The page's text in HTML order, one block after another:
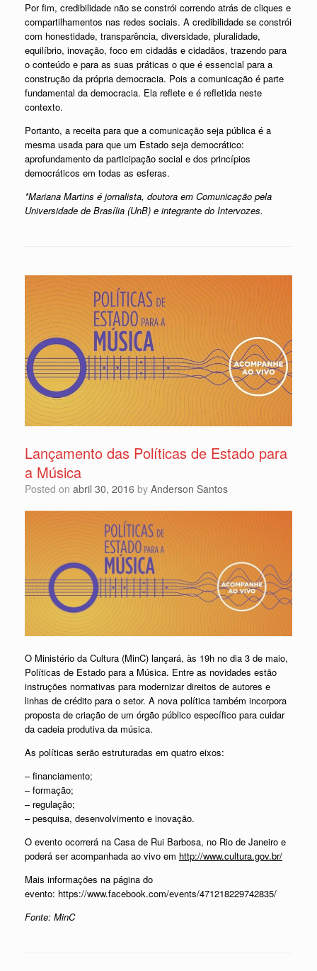
Por fim, credibilidade não se constrói correndo atrás de cliques e
compartilhamentos nas redes sociais. A credibilidade se constrói
com honestidade, transparência, diversidade, pluralidade,
equilíbrio, inovação, foco em cidadãs e cidadãos, trazendo para
o conteúdo e para as suas práticas o que é essencial para a
construção da própria democracia. Pois a comunicação é parte
fundamental da democracia. Ela reflete e é refletida neste
contexto.
Portanto, a receita para que a comunicação seja pública é a
mesma usada para que um Estado seja democrático:
aprofundamento da participação social e dos princípios
democráticos em todas as esferas.
*Mariana Martins é jornalista, doutora em Comunicação pela
Universidade de Brasília (UnB) e integrante do Intervozes.
Lançamento das Políticas de Estado para
a Música
Posted on abril 30, 2016 by Anderson Santos
O Ministério da Cultura (MinC) lançará, às 19h no dia 3 de maio,
Políticas de Estado para a Música. Entre as novidades estão
instruções normativas para modernizar direitos de autores e
linhas de crédito para o setor. A nova política também incorpora
proposta de criação de um órgão público específico para cuidar
da cadeia produtiva da música.
As políticas serão estruturadas em quatro eixos:
– financiamento;
– formação;
– regulação;
– pesquisa, desenvolvimento e inovação.
O evento ocorrerá na Casa de Rui Barbosa, no Rio de Janeiro e
poderá ser acompanhada ao vivo em http://www.cultura.gov.br/
Mais informações na página do
evento: https://www.facebook.com/events/471218229742835/
Fonte: MinC